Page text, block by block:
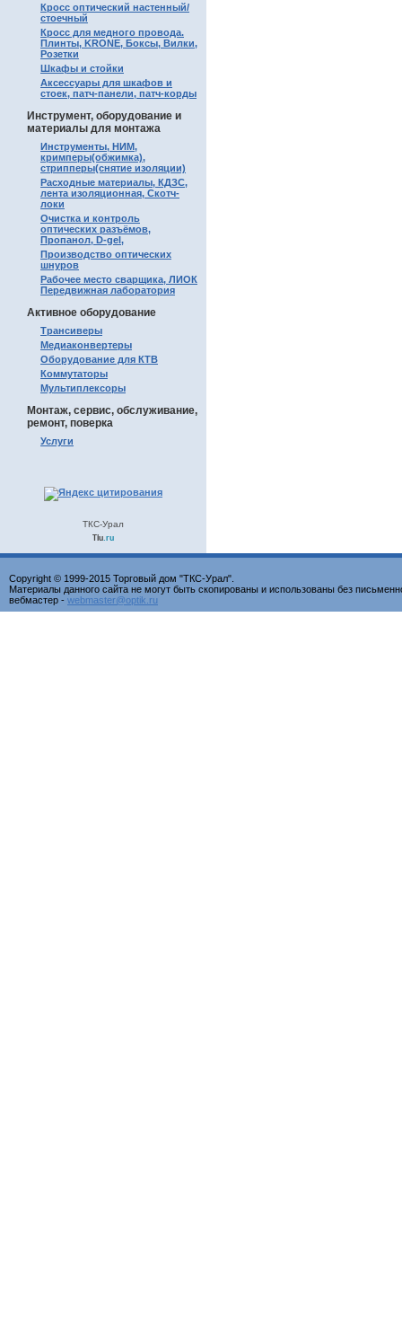
Кросс оптический настенный/
стоечный
Кросс для медного провода.
Плинты, KRONE, Боксы, Вилки,
Розетки
Шкафы и стойки
Аксессуары для шкафов и
стоек, патч-панели, патч-корды
Инструмент, оборудование и
материалы для монтажа
Инструменты, НИМ,
кримперы(обжимка),
стрипперы(снятие изоляции)
Расходные материалы, КДЗС,
лента изоляционная, Скотч-
локи
Очистка и контроль
оптических разъёмов,
Пропанол, D-gel,
Производство оптических
шнуров
Рабочее место сварщика, ЛИОК
Передвижная лаборатория
Активное оборудование
Трансиверы
Медиаконвертеры
Оборудование для КТВ
Коммутаторы
Мультиплексоры
Монтаж, сервис, обслуживание,
ремонт, поверка
Услуги
ТКС-Урал
Tiu.ru
Copyright © 1999-2015 Торговый дом "ТКС-Урал".
Материалы данного сайта не могут быть скопированы и использованы без
вебмастер - webmaster@optik.ru